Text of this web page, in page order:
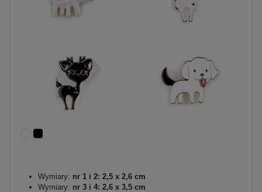
Wymiary: nr 1 i 2: 2,5 x 2,6 cm
Wymiary: nr 3 i 4: 2,6 x 3,5 cm